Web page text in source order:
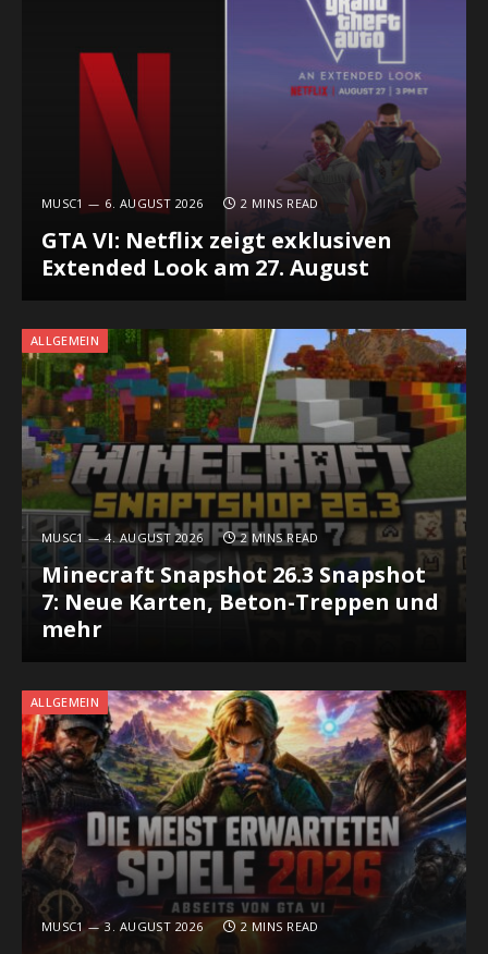
MUSC1 6. AUGUST 2026 2 MINS READ
GTA VI: Netflix zeigt exklusiven
Extended Look am 27. August
ALLGEMEIN
MUSC1 4. AUGUST 2026 2 MINS READ
Minecraft Snapshot 26.3 Snapshot
7: Neue Karten, Beton-Treppen und
mehr
ALLGEMEIN
MUSC1 3. AUGUST 2026 2 MINS READ